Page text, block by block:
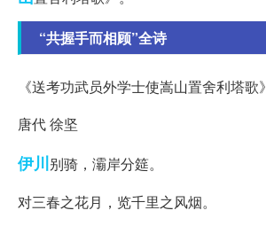
“共握手而相顾”全诗
《送考功武员外学士使嵩山置舍利塔歌》
唐代 徐坚
伊川别骑，灞岸分筵。
对三春之花月，览千里之风烟。